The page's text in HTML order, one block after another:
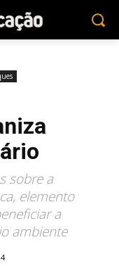
sobre a
elemento
a
ambiente